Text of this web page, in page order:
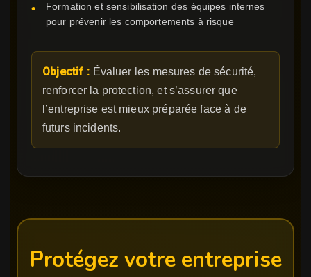
Formation et sensibilisation des équipes internes
pour prévenir les comportements à risque
Objectif : Évaluer les mesures de sécurité,
renforcer la protection, et s’assurer que
l’entreprise est mieux préparée face à de
futurs incidents.
Protégez votre entreprise